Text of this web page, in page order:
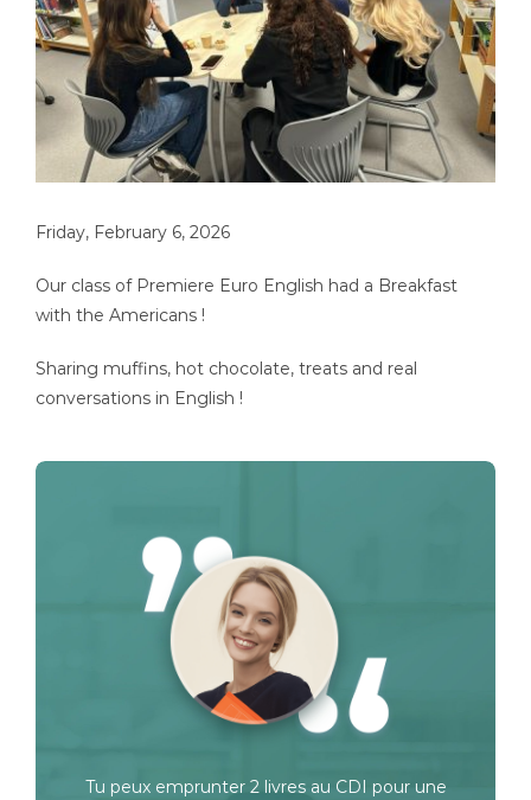
Friday, February 6, 2026
Our class of Premiere Euro English had a Breakfast
with the Americans !
Sharing muffins, hot chocolate, treats and real
conversations in English !
Tu peux emprunter 2 livres au CDI pour une